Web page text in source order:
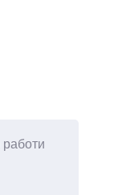
работи